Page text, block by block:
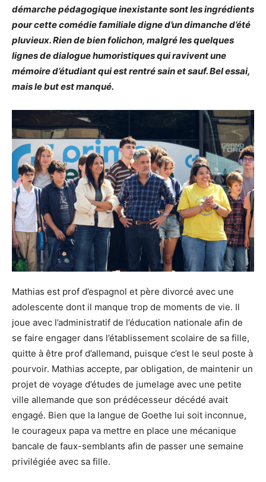
démarche pédagogique inexistante sont les ingrédients
pour cette comédie familiale digne d’un dimanche d’été
pluvieux. Rien de bien folichon, malgré les quelques
lignes de dialogue humoristiques qui ravivent une
mémoire d’étudiant qui est rentré sain et sauf. Bel essai,
mais le but est manqué.
Mathias est prof d’espagnol et père divorcé avec une
adolescente dont il manque trop de moments de vie. Il
joue avec l’administratif de l’éducation nationale afin de
se faire engager dans l’établissement scolaire de sa fille,
quitte à être prof d’allemand, puisque c’est le seul poste à
pourvoir. Mathias accepte, par obligation, de maintenir un
projet de voyage d’études de jumelage avec une petite
ville allemande que son prédécesseur décédé avait
engagé. Bien que la langue de Goethe lui soit inconnue,
le courageux papa va mettre en place une mécanique
bancale de faux-semblants afin de passer une semaine
privilégiée avec sa fille.